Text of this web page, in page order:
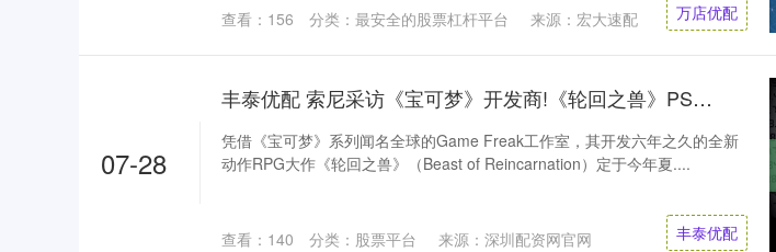
来源：宏大速配
查看： 156 分类： 最安全的股票杠杆平台 万店优配
07-28
丰泰优配 索尼采访《宝可梦》开发商!《轮回之兽》PS5特性曝光
凭借《宝可梦》系列闻名全球的Game Freak工作室，其开发六年之久的全新
动作RPG大作《轮回之兽》（Beast of Reincarnation）定于今年夏....
来源：深圳配资网官网
查看： 140 分类： 股票平台 丰泰优配